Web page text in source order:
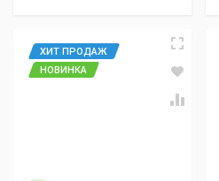
ХИТ ПРОДАЖ
НОВИНКА